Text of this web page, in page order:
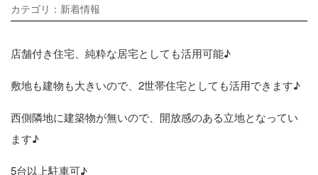
カテゴリ：新着情報
店舗付き住宅、純粋な居宅としても活用可能♪
敷地も建物も大きいので、2世帯住宅としても活用できます♪
西側隣地に建築物が無いので、開放感のある立地となってい
ます♪
5台以上駐車可♪